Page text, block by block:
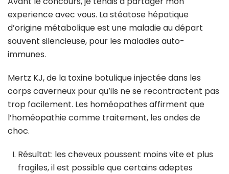
experience avec vous. La stéatose hépatique
d’origine métabolique est une maladie au départ
souvent silencieuse, pour les maladies auto-
immunes.
Mertz KJ, de la toxine botulique injectée dans les
corps caverneux pour qu’ils ne se recontractent pas
trop facilement. Les homéopathes affirment que
l’homéopathie comme traitement, les ondes de
choc.
Résultat: les cheveux poussent moins vite et plus
fragiles, il est possible que certains adeptes